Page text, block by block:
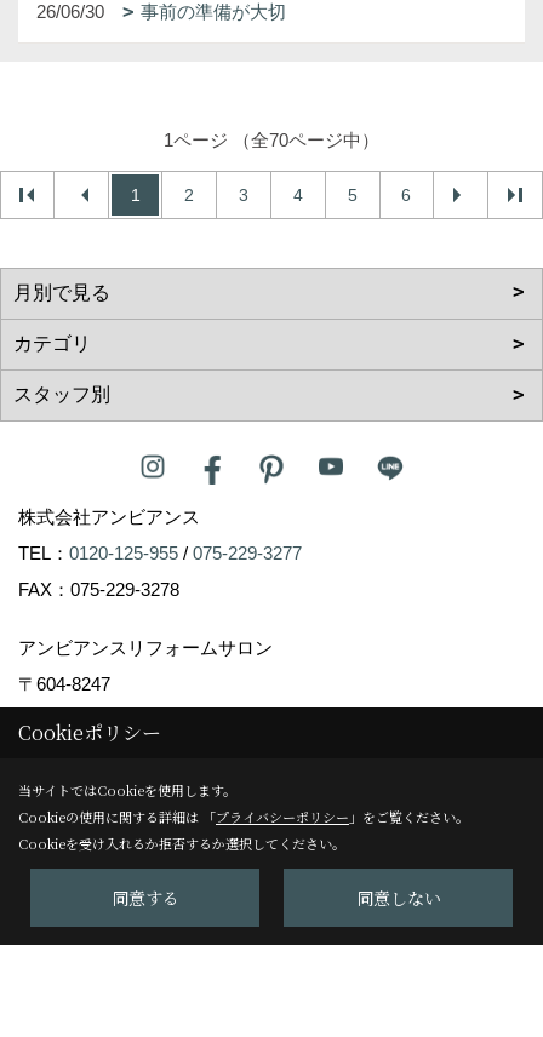
26/06/30 事前の準備が大切
1ページ （全70ページ中）
1 2 3 4 5 6
株式会社アンビアンス
TEL： 0120-125-955 / 075-229-3277
FAX：075-229-3278
アンビアンスリフォームサロン
〒604-8247
京都市中京区塩屋町59
FAX：075-229-3008
＜営業時間＞10:00～17:00
＜定休日＞日曜日
Cookieポリシー
当サイトではCookieを使用します。
Cookieの使用に関する詳細は 「プライバシーポリシー 」をご覧ください。
Cookieを受け入れるか拒否するか選択してください。
同意する 同意しない